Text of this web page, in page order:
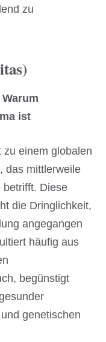
zu
ist
zu einem globalen
das mittlerweile
betrifft. Diese
die Dringlichkeit,
angegangen
häufig aus
begünstigt
genetischen